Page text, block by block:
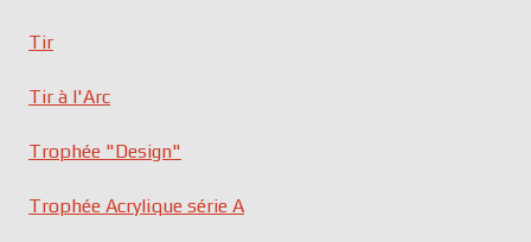
Tir
Tir à l'Arc
Trophée "Design"
Trophée Acrylique série A